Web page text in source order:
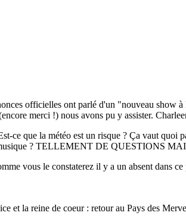
officielles ont parlé d'un "nouveau
merci !) nous avons pu y assister.
ce que la météo est un risque ? Ça vaut
musique ? TELLEMENT DE QUESTIONS
vous le constaterez il y a un absent dans
et la reine de coeur : retour au Pays des